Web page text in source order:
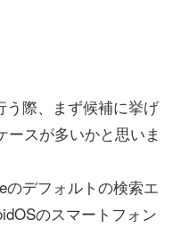
際、まず候補に挙げ
ースが多いかと思いま
のデフォルトの検索エ
のスマートフォン